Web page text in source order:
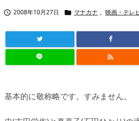
 2008年10月27日  マナカナ , 映画・テレ

基本的に敬称略です。すみません。